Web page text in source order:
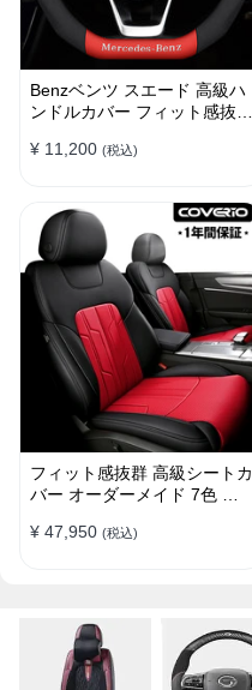
Benzベンツ スエード 高級ハ
ンドルカバー フィット感抜群
38CM
¥ 11,200 (税込)
フィット感抜群 高級シートカ
バー オーダーメイド 7色 防
ト
¥ 47,950 (税込)